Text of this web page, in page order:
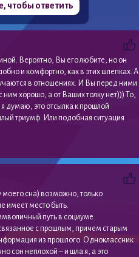
чтобы ответить
Вероятно, Вы его любите, но он
и комфортно, как в этих шлепках. А
в отношениях. И Вы перед ними
ним хорошо, а от Ваших толку нет))) То,
думаю, это отсылка к прошлой
триумф. Или подобная ситуация
сна) возможно, только
имеет место быть.
путь в социуме.
с прошлым, причем старым
из прошлого. Одноклассник
сон неплохой – и шла я, а это